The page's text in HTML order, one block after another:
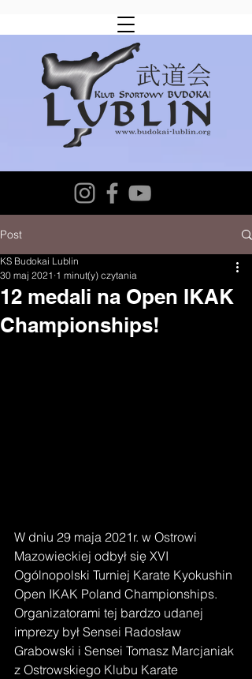
Post
12 medali na Open IKAK
Championships!
KS Budokai Lublin
30 maj 2021 1 minut(y) czytania
W dniu 29 maja 2021r. w Ostrowi
Mazowieckiej odbył się XVI
Ogólnopolski Turniej Karate Kyokushin
Open IKAK Poland Championships.
Organizatorami tej bardzo udanej
imprezy był Sensei Radosław
Grabowski i Sensei Tomasz Marcjaniak
z Ostrowskiego Klubu Karate